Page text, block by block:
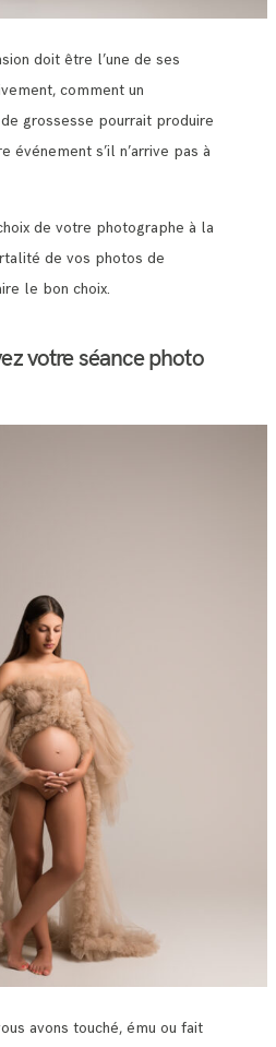
doit être l’une de ses
comment un
grossesse pourrait produire
événement s’il n’arrive pas à
de votre photographe à la
de vos photos de
le bon choix.
votre séance photo
avons touché, ému ou fait